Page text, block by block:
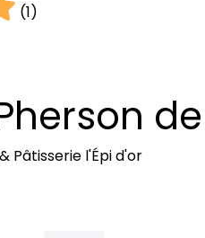
(1)
Pâtisserie l'Épi d'or